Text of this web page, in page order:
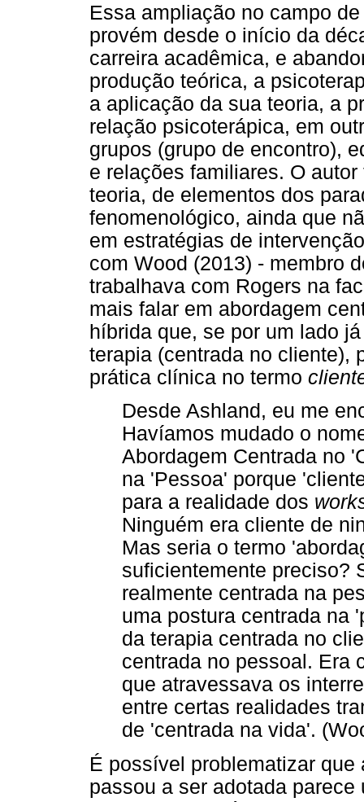
Essa ampliação no campo
provém desde o início da
carreira acadêmica, e
produção teórica, a
a aplicação da sua teoria, a
relação psicoterápica, em
grupos (grupo de encontro),
e relações familiares. O
teoria, de elementos dos
fenomenológico, ainda que
em estratégias de
com Wood (2013) - membro
trabalhava com Rogers na
mais falar em abordagem
híbrida que, se por um lado
terapia (centrada no cliente),
prática clínica no termo
Desde Ashland, eu me
Havíamos mudado o
Abordagem Centrada no
na 'Pessoa' porque
para a realidade dos
Ninguém era cliente de
Mas seria o termo
suficientemente preciso?
realmente centrada na
uma postura centrada na
da terapia centrada no
centrada no pessoal. Era
que atravessava os
entre certas realidades
de 'centrada na vida'.
É possível problematizar
passou a ser adotada